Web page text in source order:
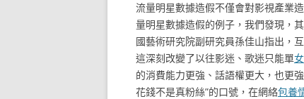
流量明星數據造假不僅會對影視產業
量明星數據造假的例子，我們發現，
國藝術研究院副研究員孫佳山指出，
這深刻改變了以往影迷、歌迷只能單
的消費能力更強、話語權更大，也更
花錢不是真粉絲”的口號，在網絡包養